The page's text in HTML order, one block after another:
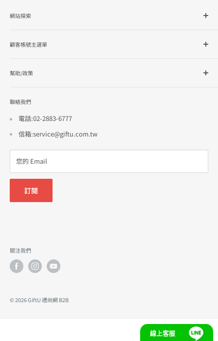
網站探索
品牌總覽
顧客帳號主選單
訂單查詢
幫助/政策
使用條款
招商合作
聯絡我們
電話:02-2883-6777
信箱:service@giftu.com.tw
您的 Email
訂閱
關注我們
© 2026 GiftU 禮尚網 B2B
線上客服